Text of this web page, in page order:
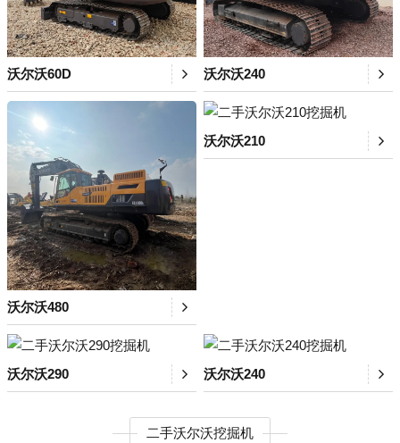
沃尔沃60D 沃尔沃240
沃尔沃480
沃尔沃210
沃尔沃290 沃尔沃240
二手沃尔沃挖掘机